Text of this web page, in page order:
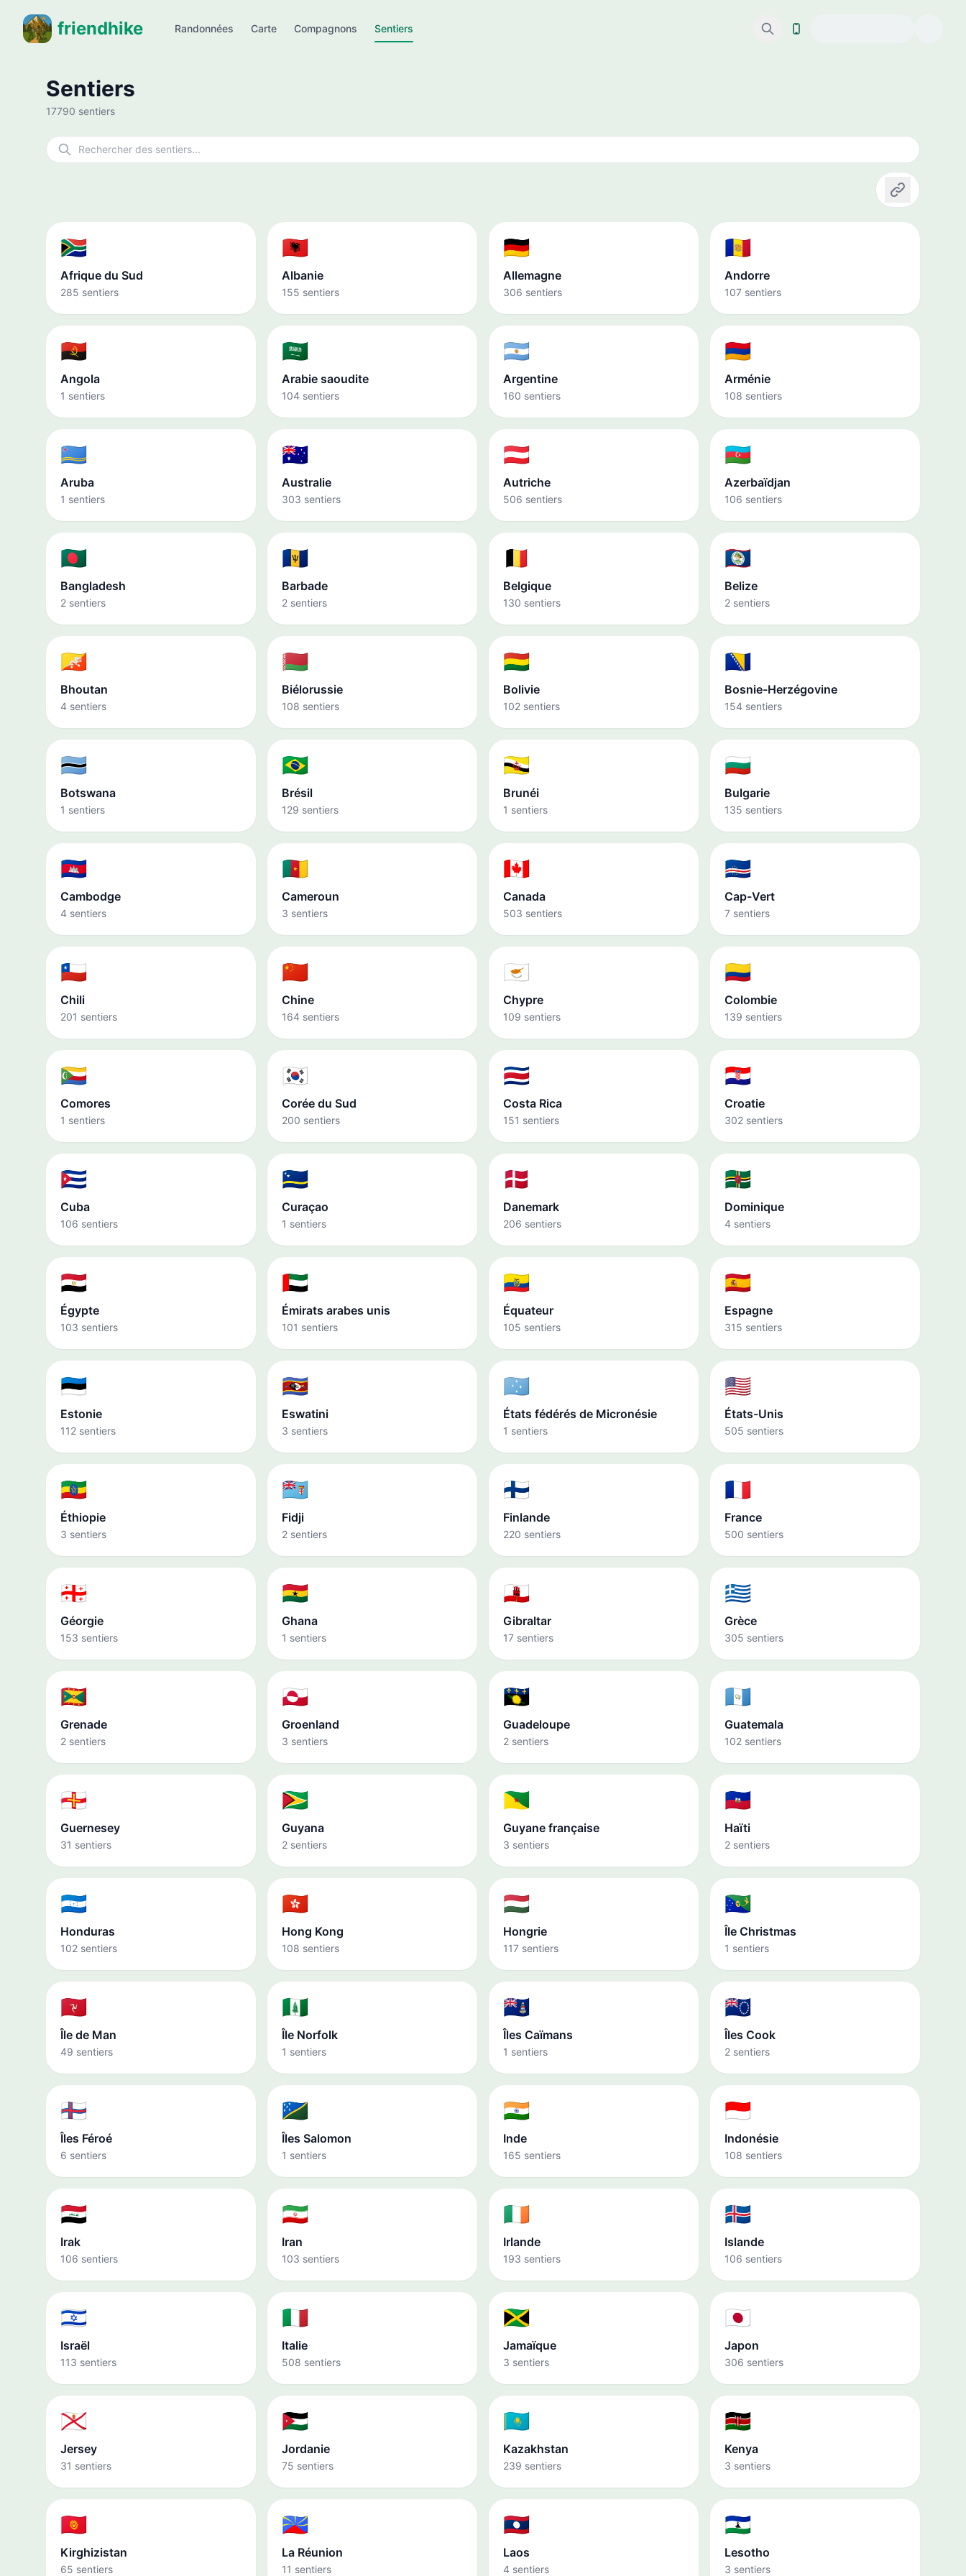
friendhike Randonnées Carte Compagnons Sentiers
Sentiers
17790 sentiers
Copier le lien
🇿🇦
Afrique du Sud
285 sentiers
🇦🇱
Albanie
155 sentiers
🇩🇪
Allemagne
306 sentiers
🇦🇩
Andorre
107 sentiers
🇦🇴
Angola
1 sentiers
🇸🇦
Arabie saoudite
104 sentiers
🇦🇷
Argentine
160 sentiers
🇦🇲
Arménie
108 sentiers
🇦🇼
Aruba
1 sentiers
🇦🇺
Australie
303 sentiers
🇦🇹
Autriche
506 sentiers
🇦🇿
Azerbaïdjan
106 sentiers
🇧🇩
Bangladesh
2 sentiers
🇧🇧
Barbade
2 sentiers
🇧🇪
Belgique
130 sentiers
🇧🇿
Belize
2 sentiers
🇧🇹
Bhoutan
4 sentiers
🇧🇾
Biélorussie
108 sentiers
🇧🇴
Bolivie
102 sentiers
🇧🇦
Bosnie-Herzégovine
154 sentiers
🇧🇼
Botswana
1 sentiers
🇧🇷
Brésil
129 sentiers
🇧🇳
Brunéi
1 sentiers
🇧🇬
Bulgarie
135 sentiers
🇰🇭
Cambodge
4 sentiers
🇨🇲
Cameroun
3 sentiers
🇨🇦
Canada
503 sentiers
🇨🇻
Cap-Vert
7 sentiers
🇨🇱
Chili
201 sentiers
🇨🇳
Chine
164 sentiers
🇨🇾
Chypre
109 sentiers
🇨🇴
Colombie
139 sentiers
🇰🇲
Comores
1 sentiers
🇰🇷
Corée du Sud
200 sentiers
🇨🇷
Costa Rica
151 sentiers
🇭🇷
Croatie
302 sentiers
🇨🇺
Cuba
106 sentiers
🇨🇼
Curaçao
1 sentiers
🇩🇰
Danemark
206 sentiers
🇩🇲
Dominique
4 sentiers
🇪🇬
Égypte
103 sentiers
🇦🇪
Émirats arabes unis
101 sentiers
🇪🇨
Équateur
105 sentiers
🇪🇸
Espagne
315 sentiers
🇪🇪
Estonie
112 sentiers
🇸🇿
Eswatini
3 sentiers
🇫🇲
États fédérés de Micronésie
1 sentiers
🇺🇸
États-Unis
505 sentiers
🇪🇹
Éthiopie
3 sentiers
🇫🇯
Fidji
2 sentiers
🇫🇮
Finlande
220 sentiers
🇫🇷
France
500 sentiers
🇬🇪
Géorgie
153 sentiers
🇬🇭
Ghana
1 sentiers
🇬🇮
Gibraltar
17 sentiers
🇬🇷
Grèce
305 sentiers
🇬🇩
Grenade
2 sentiers
🇬🇱
Groenland
3 sentiers
🇬🇵
Guadeloupe
2 sentiers
🇬🇹
Guatemala
102 sentiers
🇬🇬
Guernesey
31 sentiers
🇬🇾
Guyana
2 sentiers
🇬🇫
Guyane française
3 sentiers
🇭🇹
Haïti
2 sentiers
🇭🇳
Honduras
102 sentiers
🇭🇰
Hong Kong
108 sentiers
🇭🇺
Hongrie
117 sentiers
🇨🇽
Île Christmas
1 sentiers
🇮🇲
Île de Man
49 sentiers
🇳🇫
Île Norfolk
1 sentiers
🇰🇾
Îles Caïmans
1 sentiers
🇨🇰
Îles Cook
2 sentiers
🇫🇴
Îles Féroé
6 sentiers
🇸🇧
Îles Salomon
1 sentiers
🇮🇳
Inde
165 sentiers
🇮🇩
Indonésie
108 sentiers
🇮🇶
Irak
106 sentiers
🇮🇷
Iran
103 sentiers
🇮🇪
Irlande
193 sentiers
🇮🇸
Islande
106 sentiers
🇮🇱
Israël
113 sentiers
🇮🇹
Italie
508 sentiers
🇯🇲
Jamaïque
3 sentiers
🇯🇵
Japon
306 sentiers
🇯🇪
Jersey
31 sentiers
🇯🇴
Jordanie
75 sentiers
🇰🇿
Kazakhstan
239 sentiers
🇰🇪
Kenya
3 sentiers
🇰🇬
Kirghizistan
65 sentiers
🇷🇪
La Réunion
11 sentiers
🇱🇦
Laos
4 sentiers
🇱🇸
Lesotho
3 sentiers